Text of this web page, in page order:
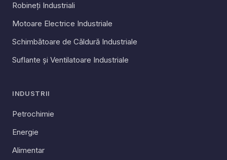
Robineți Industriali
Motoare Electrice Industriale
Schimbătoare de Căldură Industriale
Suflante și Ventilatoare Industriale
INDUSTRII
Petrochimie
Energie
Alimentar